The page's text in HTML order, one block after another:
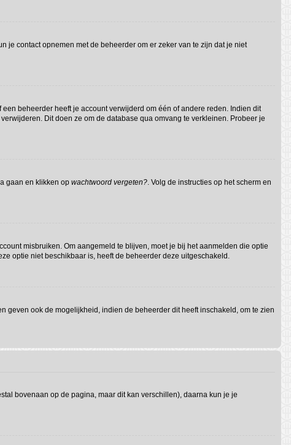
je contact opnemen met de beheerder om er zeker van te zijn dat je niet
beheerder heeft je account verwijderd om één of andere reden. Indien dit
Dit doen ze om de database qua omvang te verkleinen. Probeer je
gaan en klikken op wachtwoord vergeten?. Volg de instructies op het scherm en
misbruiken. Om aangemeld te blijven, moet je bij het aanmelden die optie
optie niet beschikbaar is, heeft de beheerder deze uitgeschakeld.
geven ook de mogelijkheid, indien de beheerder dit heeft inschakeld, om te zien
bovenaan op de pagina, maar dit kan verschillen), daarna kun je je